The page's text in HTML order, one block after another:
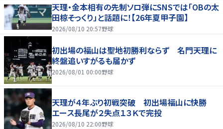
天理・金本相有の先制ソロ弾にSNSでは「OBの太
田椋そっくり」と話題に！【26年夏甲子園】
2026/08/10 20:57野球
初出場の福山は聖地初勝利ならず 名門天理に
終盤追いすがるも届かず
2026/08/01 00:00野球
天理が４年ぶり初戦突破 初出場福山に快勝
エース長尾が２失点１３Ｋで完投
2026/08/10 22:00野球